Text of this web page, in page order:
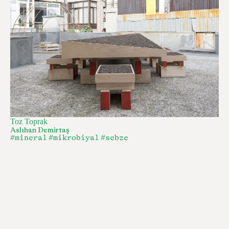
Toz Toprak
Aslıhan Demirtaş
#mineral #mikrobiyal #sebze